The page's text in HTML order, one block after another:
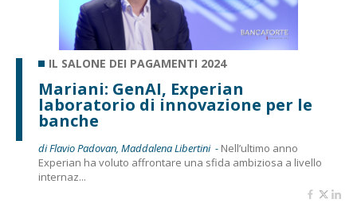
IL SALONE DEI PAGAMENTI 2024
Mariani: GenAI, Experian
laboratorio di innovazione per le
banche
di Flavio Padovan, Maddalena Libertini - Nell’ultimo anno
Experian ha voluto affrontare una sfida ambiziosa a livello
internaz...